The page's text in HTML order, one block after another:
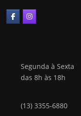
Segunda à Sexta
das 8h às 18h
(13) 3355-6880